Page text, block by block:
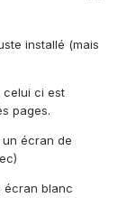
installé (mais
celui ci est
pages.
écran de
écran blanc